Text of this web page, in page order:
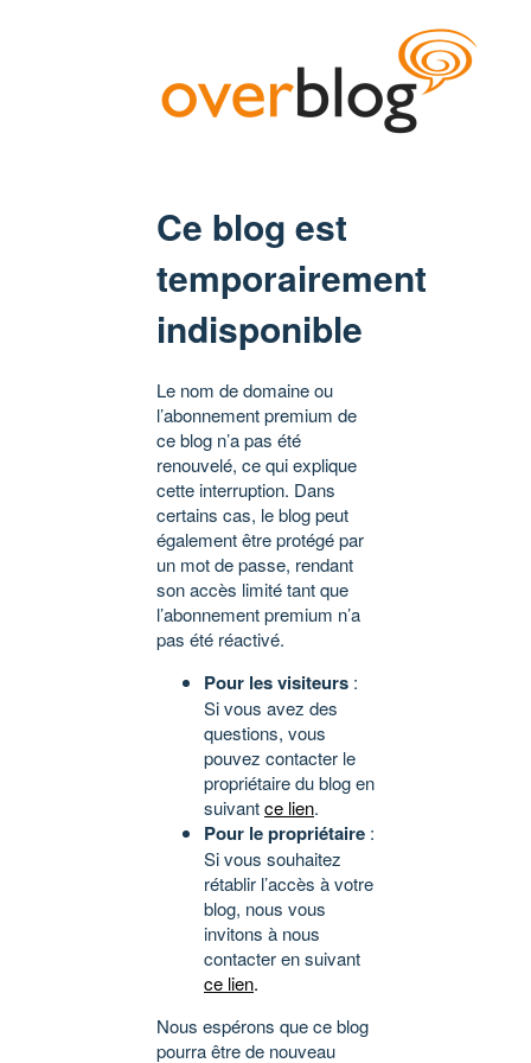
Ce blog est
temporairement
indisponible
Le nom de domaine ou
l’abonnement premium de
ce blog n’a pas été
renouvelé, ce qui explique
cette interruption. Dans
certains cas, le blog peut
également être protégé par
un mot de passe, rendant
son accès limité tant que
l’abonnement premium n’a
pas été réactivé.
Pour les visiteurs :
Si vous avez des
questions, vous
pouvez contacter le
propriétaire du blog en
suivantce lien.
Pour le propriétaire :
Si vous souhaitez
rétablir l’accès à votre
blog, nous vous
invitons à nous
contacter en suivant
ce lien.
Nous espérons que ce blog
pourra être de nouveau